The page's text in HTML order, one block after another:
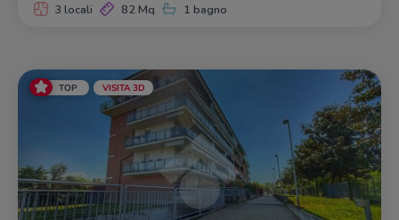
3 locali 82 Mq 1 bagno
TOP VISITA 3D